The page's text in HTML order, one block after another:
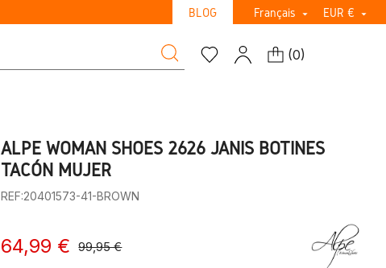
BLOG Français  EUR € 
(0)
ALPE WOMAN SHOES 2626 JANIS BOTINES
TACÓN MUJER
REF:20401573-41-BROWN
64,99 € 99,95 €